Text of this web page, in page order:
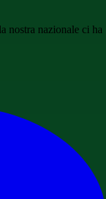
nostra nazionale ci ha